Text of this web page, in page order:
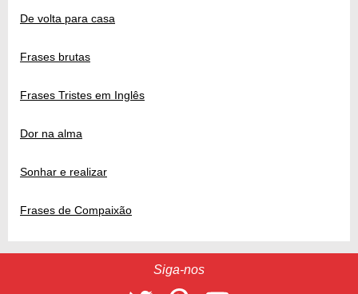
De volta para casa
Frases brutas
Frases Tristes em Inglês
Dor na alma
Sonhar e realizar
Frases de Compaixão
Siga-nos